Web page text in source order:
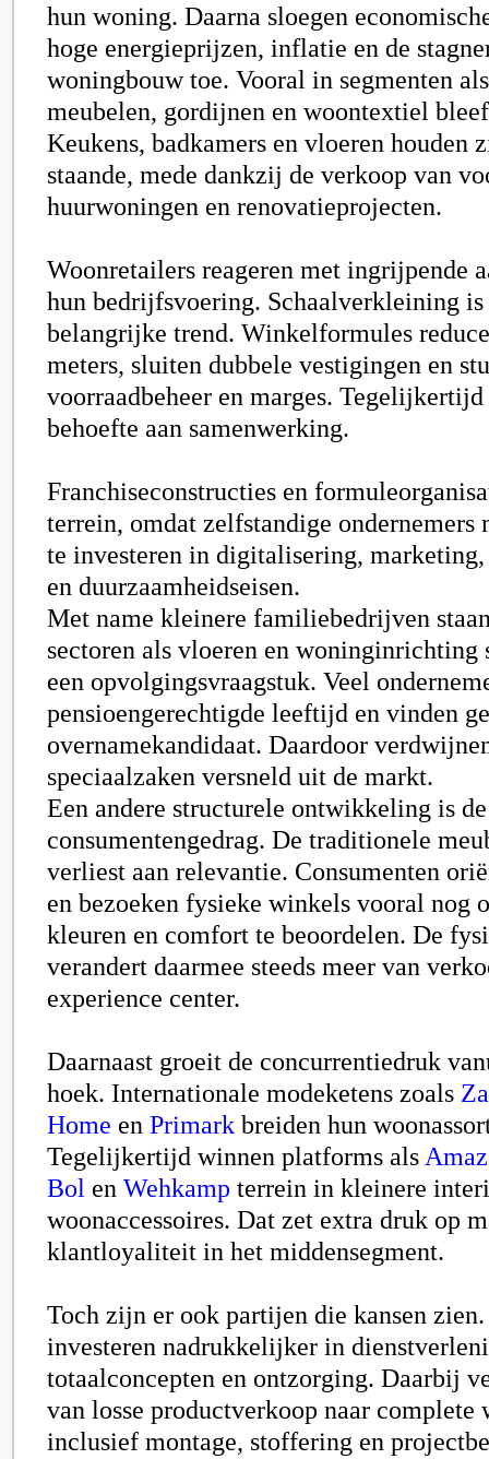
hun woning. Daarna sloegen
hoge energieprijzen, inflatie en de
woningbouw toe. Vooral in segmenten
meubelen, gordijnen en woontextiel
Keukens, badkamers en vloeren houden
staande, mede dankzij de verkoop van
huurwoningen en renovatieprojecten.
Woonretailers reageren met ingrijpende
hun bedrijfsvoering. Schaalverkleining is
belangrijke trend. Winkelformules
meters, sluiten dubbele vestigingen en
voorraadbeheer en marges.
behoefte aan samenwerking.
Franchiseconstructies en
terrein, omdat zelfstandige ondernemers
te investeren in digitalisering,
en duurzaamheidseisen.
Met name kleinere familiebedrijven
sectoren als vloeren en woninginrichting
een opvolgingsvraagstuk. Veel
pensioengerechtigde leeftijd en vinden
overnamekandidaat. Daardoor
speciaalzaken versneld uit de markt.
Een andere structurele ontwikkeling is
consumentengedrag. De traditionele
verliest aan relevantie. Consumenten
en bezoeken fysieke winkels vooral nog
kleuren en comfort te beoordelen. De
verandert daarmee steeds meer van
experience center.
Daarnaast groeit de concurrentiedruk
hoek. Internationale modeketens zoals
Home en Primark breiden hun
Tegelijkertijd winnen platforms als
Bol en Wehkamp terrein in kleinere
woonaccessoires. Dat zet extra druk op
klantloyaliteit in het middensegment.
Toch zijn er ook partijen die kansen
investeren nadrukkelijker in
totaalconcepten en ontzorging. Daarbij
van losse productverkoop naar complete
inclusief montage, stoffering en